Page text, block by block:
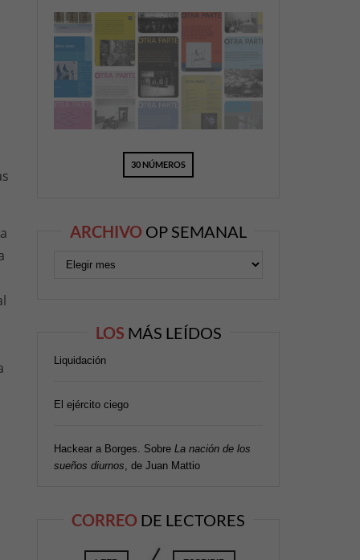
30 NÚMEROS
ARCHIVO OP SEMANAL
LOS MÁS LEÍDOS
Liquidación
El ejército ciego
Hackear a Borges. Sobre La nación de los
sueños diurnos , de Juan Mattio
CORREO DE LECTORES